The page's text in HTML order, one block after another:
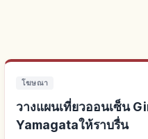
โฆษณา
วางแผนเที่ยวออนเซ็น
Yamagataให้ราบรื่น